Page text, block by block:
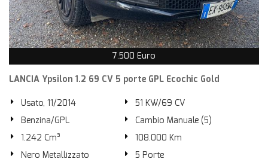
7.500 Euro
LANCIA Ypsilon 1.2 69 CV 5 porte GPL Ecochic Gold
Usato, 11/2014
51 KW/69 CV
Benzina/GPL
Cambio Manuale (5)
1.242 Cm³
108.000 Km
Nero Metallizzato
5 Porte